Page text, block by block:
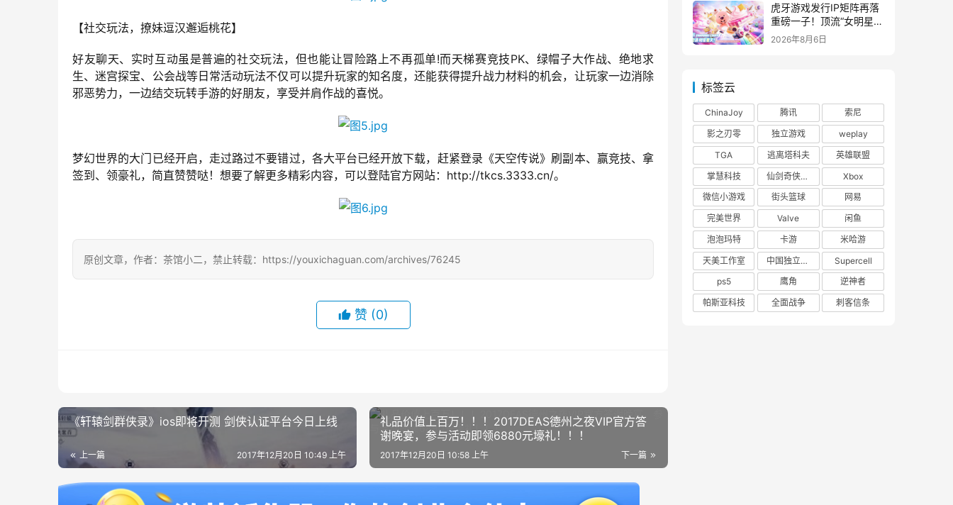
【社交玩法，撩妹逗汉邂逅桃花】
好友聊天、实时互动虽是普遍的社交玩法，但也能让冒险路上不再孤单!而天梯赛竞技PK、绿帽子大作战、绝地求
生、迷宫探宝、公会战等日常活动玩法不仅可以提升玩家的知名度，还能获得提升战力材料的机会，让玩家一边消除
邪恶势力，一边结交玩转手游的好朋友，享受并肩作战的喜悦。
梦幻世界的大门已经开启，走过路过不要错过，各大平台已经开放下载，赶紧登录《天空传说》刷副本、赢竞技、拿
签到、领豪礼，简直赞赞哒！想要了解更多精彩内容，可以登陆官方网站：http://tkcs.3333.cn/。
原创文章，作者：茶馆小二，禁止转载：https://youxichaguan.com/archives/76245
赞 (0)
《轩辕剑群侠录》ios即将开测 剑侠认证平台今日上线
上一篇 2017年12月20日 10:49 上午
礼品价值上百万！！！2017DEAS德州之夜VIP官方答
谢晚宴，参与活动即领6880元壕礼！！！
下一篇
2017年12月20日 10:58 上午
虎牙游戏发行IP矩阵再落
重磅一子！顶流“女明星”
ZANMANG LOOPY 正版
2026年8月6日
标签云
ChinaJoy 腾讯
索尼
影之刃零
独立游戏
weplay
TGA
逃离塔科夫
英雄联盟
掌慧科技
仙剑奇侠传四
Xbox
微信小游戏
街头篮球
网易
完美世界
Valve
闲鱼
泡泡玛特
卡游
米哈游
天美工作室
中国独立游戏联盟
Supercell
ps5
鹰角
逆神者
帕斯亚科技
全面战争 刺客信条